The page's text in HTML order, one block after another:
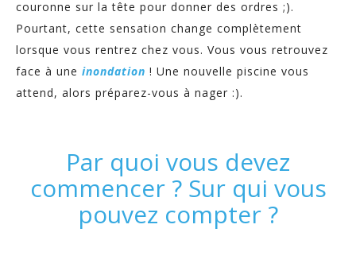
couronne sur la tête pour donner des ordres ;).
Pourtant, cette sensation change complètement
lorsque vous rentrez chez vous. Vous vous retrouvez
face à une inondation ! Une nouvelle piscine vous
attend, alors préparez-vous à nager :).
Par quoi vous devez
commencer ? Sur qui vous
pouvez compter ?